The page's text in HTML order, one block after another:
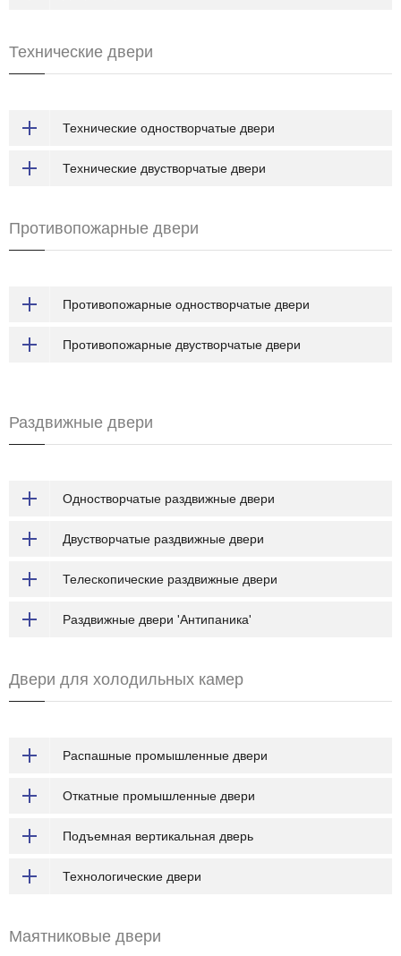
Технические двери
Технические одностворчатые двери
Технические двустворчатые двери
Противопожарные двери
Противопожарные одностворчатые двери
Противопожарные двустворчатые двери
Раздвижные двери
Одностворчатые раздвижные двери
Двустворчатые раздвижные двери
Телескопические раздвижные двери
Раздвижные двери 'Антипаника'
Двери для холодильных камер
Распашные промышленные двери
Откатные промышленные двери
Подъемная вертикальная дверь
Технологические двери
Маятниковые двери